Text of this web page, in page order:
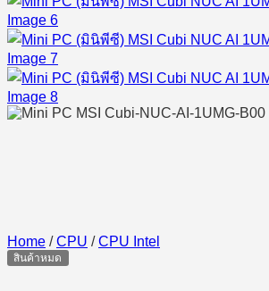
Home / CPU / CPU Intel
สินค้าหมด